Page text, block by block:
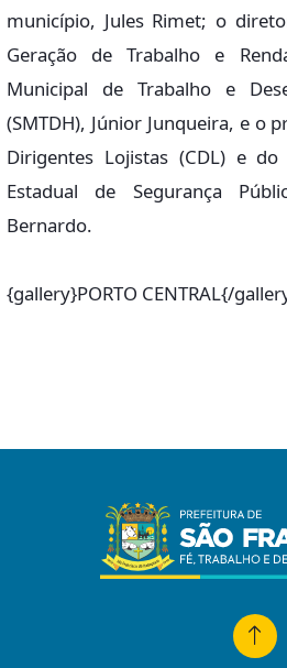
município, Jules Rimet; o
Geração de Trabalho e
Municipal de Trabalho e
(SMTDH), Júnior Junqueira, e o
Dirigentes Lojistas (CDL) e
Estadual de Segurança
Bernardo.
{gallery}PORTO CENTRAL{/